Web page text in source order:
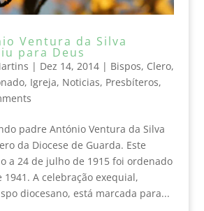
Ventura da Silva
para Deus
| Dez 14, 2014| Bispos, Clero,
, Igreja, Noticias, Presbíteros,
padre António Ventura da Silva
da Diocese de Guarda. Este
a 24 de julho de 1915 foi ordenado
1941. A celebração exequial,
diocesano, está marcada para...